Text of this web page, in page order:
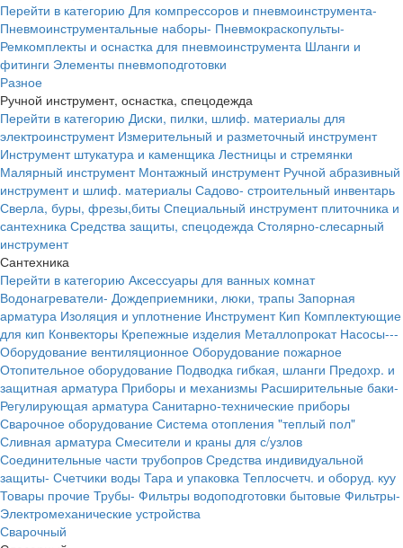
Перейти в категорию Для компрессоров и пневмоинструмента-
Пневмоинструментальные наборы- Пневмокраскопульты-
Ремкомплекты и оснастка для пневмоинструмента Шланги и
фитинги Элементы пневмоподготовки
Разное
Ручной инструмент, оснастка, спецодежда
Перейти в категорию Диски, пилки, шлиф. материалы для
электроинструмент Измерительный и разметочный инструмент
Инструмент штукатура и каменщика Лестницы и стремянки
Малярный инструмент Монтажный инструмент Ручной абразивный
инструмент и шлиф. материалы Садово- строительный инвентарь
Сверла, буры, фрезы,биты Специальный инструмент плиточника и
сантехника Средства защиты, спецодежда Столярно-слесарный
инструмент
Сантехника
Перейти в категорию Аксессуары для ванных комнат
Водонагреватели- Дождеприемники, люки, трапы Запорная
арматура Изоляция и уплотнение Инструмент Кип Комплектующие
для кип Конвекторы Крепежные изделия Металлопрокат Насосы---
Оборудование вентиляционное Оборудование пожарное
Отопительное оборудование Подводка гибкая, шланги Предохр. и
защитная арматура Приборы и механизмы Расширительные баки-
Регулирующая арматура Санитарно-технические приборы
Сварочное оборудование Система отопления "теплый пол"
Сливная арматура Смесители и краны для с/узлов
Соединительные части трубопров Средства индивидуальной
защиты- Счетчики воды Тара и упаковка Теплосчетч. и оборуд. куу
Товары прочие Трубы- Фильтры водоподготовки бытовые Фильтры-
Электромеханические устройства
Сварочный